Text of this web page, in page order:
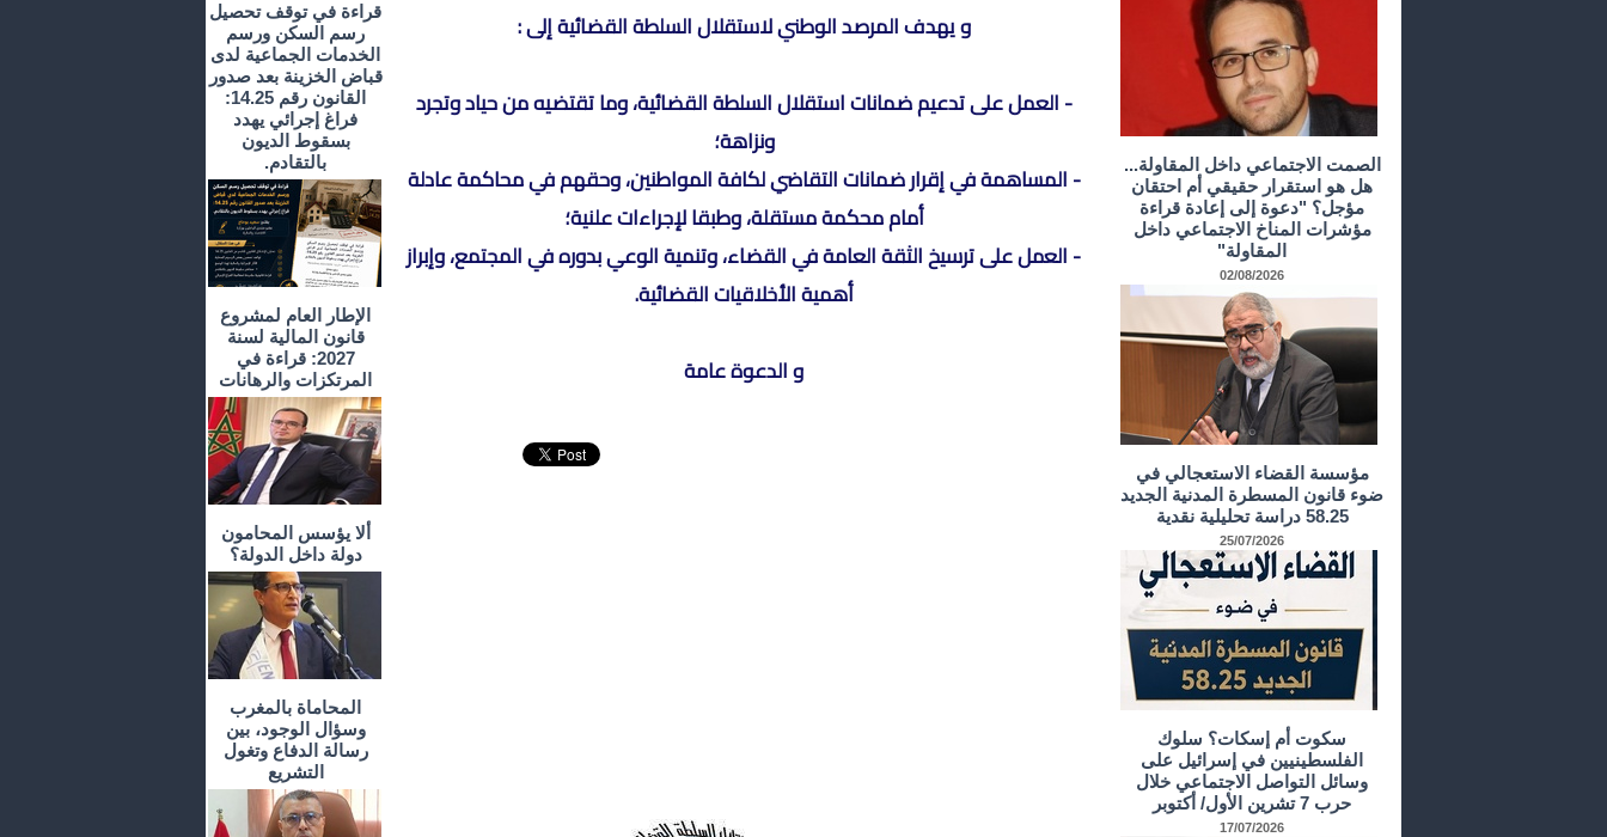
قراءة في توقف تحصيل
رسم السكن ورسم
الخدمات الجماعية لدى
قباض الخزينة بعد صدور
القانون رقم 14.25:
فراغ إجرائي يهدد
بسقوط الديون
بالتقادم.
الإطار العام لمشروع
قانون المالية لسنة
2027: قراءة في
المرتكزات والرهانات
ألا يؤسس المحامون
دولة داخل الدولة؟
المحاماة بالمغرب
وسؤال الوجود، بين
رسالة الدفاع وتغول
التشريع
و يهدف المرصد الوطني لاستقلال السلطة القضائية إلى :
- العمل ﻋﻠﻰ تدعيم ضمانات استقلال السلطة القضائية، وما تقتضيه من حياد وتجرد
ونزاهة؛
- المساهمة في إقرار ضمانات التقاضي لكافة المواطنين، وحقهم في محاكمة عادلة
أمام محكمة مستقلة، وطبقا لإجراءات علنية؛
- اﻟﻌمل ﻋﻠﻰ ترسيخ الثقة العامة في القضاء، وتنمية الوعي بدوره في المجتمع، وإبراز
أهمية الأخلاقيات القضائية.
و الدعوة عامة
الصمت الاجتماعي داخل المقاولة...
هل هو استقرار حقيقي أم احتقان
مؤجل؟ "دعوة إلى إعادة قراءة
مؤشرات المناخ الاجتماعي داخل
المقاولة"
02/08/2026
مؤسسة القضاء الاستعجالي في
ضوء قانون المسطرة المدنية الجديد
58.25 دراسة تحليلية نقدية
25/07/2026
سكوت أم إسكات؟ سلوك
الفلسطينيين في إسرائيل على
وسائل التواصل الاجتماعي خلال
حرب 7 تشرين الأول/ أكتوبر
17/07/2026